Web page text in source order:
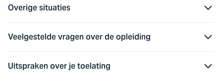
Overige situaties
Veelgestelde vragen over de opleiding
Uitspraken over je toelating